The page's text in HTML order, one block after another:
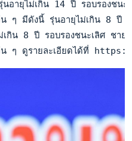
อายุไม่เกิน 14 ปี รอบรองชน
ๆ มีดังนี้ รุ่นอายุไม่เกิน 8 ปี
เกิน 8 ปี รอบรองชนะเลิศ ช
ๆ ดูรายละเอียดได้ที่